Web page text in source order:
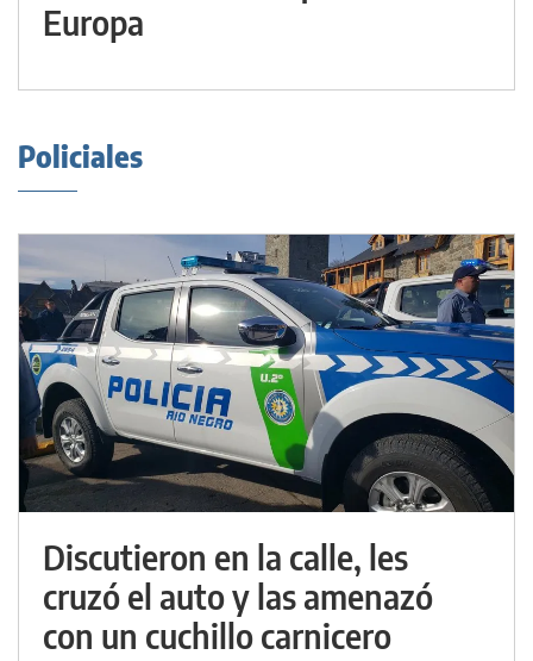
Europa
Policiales
Discutieron en la calle, les
cruzó el auto y las amenazó
con un cuchillo carnicero